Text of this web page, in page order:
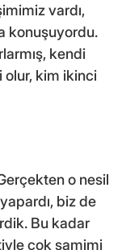
vardı,
konuşuyordu.
kendi
olur, kim ikinci
o nesil
biz de
Bu kadar
çok samimi